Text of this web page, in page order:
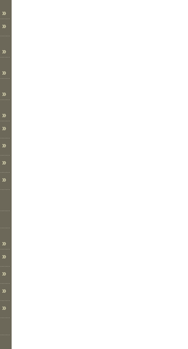
»
»
»
»
»
»
»
»
»
»
»
»
»
»
»